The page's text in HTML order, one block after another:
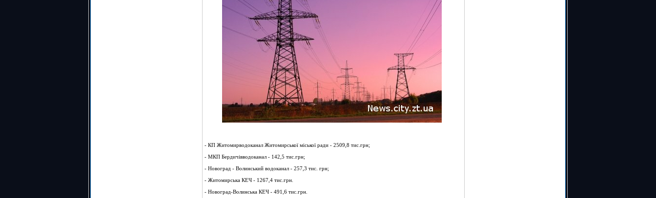
- КП Житомирводоканал Житомирської міської ради - 2509,8 тис.грн;
- МКП Бердичівводоканал - 142,5 тис.грн;
- Новоград - Волинський водоканал - 257,3 тис. грн;
- Житомирська КЕЧ - 1267,4 тис.грн.
- Новоград-Волинська КЕЧ - 491,6 тис.грн.